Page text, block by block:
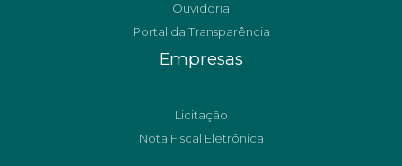
Ouvidoria
Portal da Transparência
Empresas
Licitação
Nota Fiscal Eletrônica